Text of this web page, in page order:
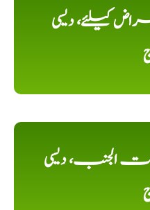
کیلئے، دیسی
الجنب، دیسی